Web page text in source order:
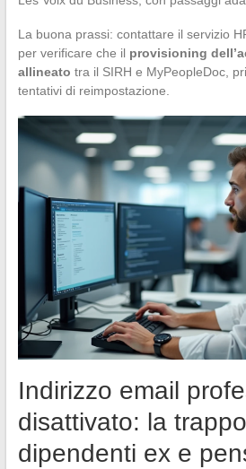
La buona prassi: contattare il servizio
per verificare che il provisioning
allineato tra il SIRH e MyPeopleDoc,
tentativi di reimpostazione.
Indirizzo email
disattivato: la
dipendenti ex e